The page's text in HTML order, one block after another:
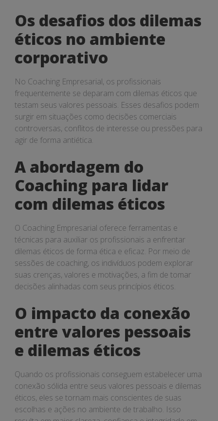
Os desafios dos dilemas
éticos no ambiente
corporativo
No Coaching Empresarial, os profissionais
frequentemente se deparam com dilemas éticos que
testam seus valores pessoais. Esses desafios podem
surgir em situações como decisões comerciais
controversas, conflitos de interesse ou pressões para
agir de forma antiética.
A abordagem do
Coaching para lidar
com dilemas éticos
O Coaching Empresarial oferece ferramentas e
técnicas para auxiliar os profissionais a enfrentar
dilemas éticos de forma ética e eficaz. Por meio de
sessões de coaching, os indivíduos podem explorar
suas crenças, valores e motivações, a fim de tomar
decisões alinhadas com seus princípios éticos.
O impacto da conexão
entre valores pessoais
e dilemas éticos
Quando os profissionais conseguem estabelecer uma
conexão sólida entre seus valores pessoais e dilemas
éticos, eles se tornam mais conscientes de suas
escolhas e ações no ambiente de trabalho. Isso